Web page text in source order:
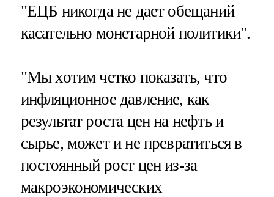
"ЕЦБ никогда не дает обещаний
касательно монетарной политики".
"Мы хотим четко показать, что
инфляционное давление, как
результат роста цен на нефть и
сырье, может и не превратиться в
постоянный рост цен из-за
макроэкономических